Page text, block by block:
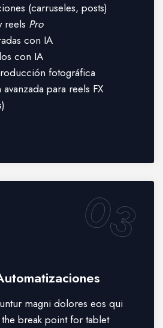
(carruseles, posts)
reels Pro
con IA
con IA
fotográfica
para reels FX
03
magni dolores eos qui
break point for tablet